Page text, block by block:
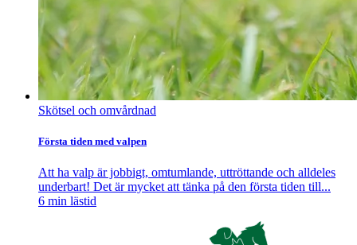
Skötsel och omvårdnad
Första tiden med valpen
Att ha valp är jobbigt, omtumlande, uttröttande och alldeles
underbart! Det är mycket att tänka på den första tiden till...
6 min lästid